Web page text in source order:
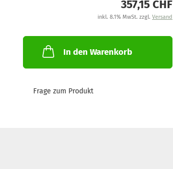
357,15 CHF
inkl. 8.1% MwSt. zzgl. Versand
In den Warenkorb
Frage zum Produkt